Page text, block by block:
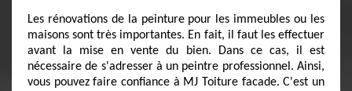
Les rénovations de la peinture pour les immeubles ou les
maisons sont très importantes. En fait, il faut les effectuer
avant la mise en vente du bien. Dans ce cas, il est
nécessaire de s'adresser à un peintre professionnel. Ainsi,
vous pouvez faire confiance à MJ Toiture facade. C'est un